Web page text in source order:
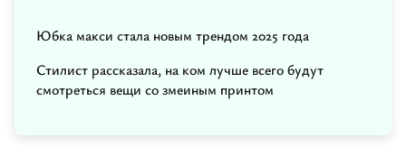
Юбка макси стала новым трендом 2025 года
Стилист рассказала, на ком лучше всего будут
смотреться вещи со змеиным принтом